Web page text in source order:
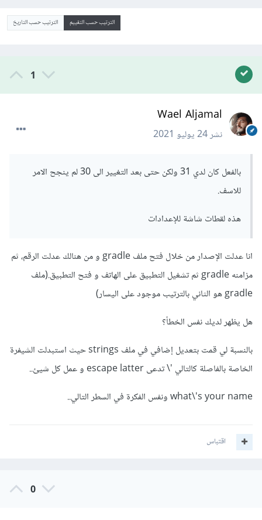
الترتيب حسب التقييم الترتيب حسب التاريخ
1
Wael Aljamal
نشر24 يوليو 2021
بالفعل كان لدي 31 ولكن حتى بعد التغيير الى 30 لم ينجح الامر
للاسف.
هذه لقطات شاشة للإعدادات
انا عدلت الإصدار من خلال فتح ملف gradle و من هنالك عدلت الرقم، ثم
مزامنه gradle ثم تشغيل التطبيق على الهاتف و فتح التطبيق.(ملف
gradle هو الثاني بالترتيب موجود على اليسار)
هل يظهر لديك نفس الخطأ؟
بالنسبة لي قمت بتعديل إضافي في ملف strings حيث استبدلت الشيفرة
الخاصة بالفاصلة كالتالي '\ تدعى escape latter و عمل كل شيئ..
what\'s your name ونفس الفكرة في السطر التالي..
اقتباس
0